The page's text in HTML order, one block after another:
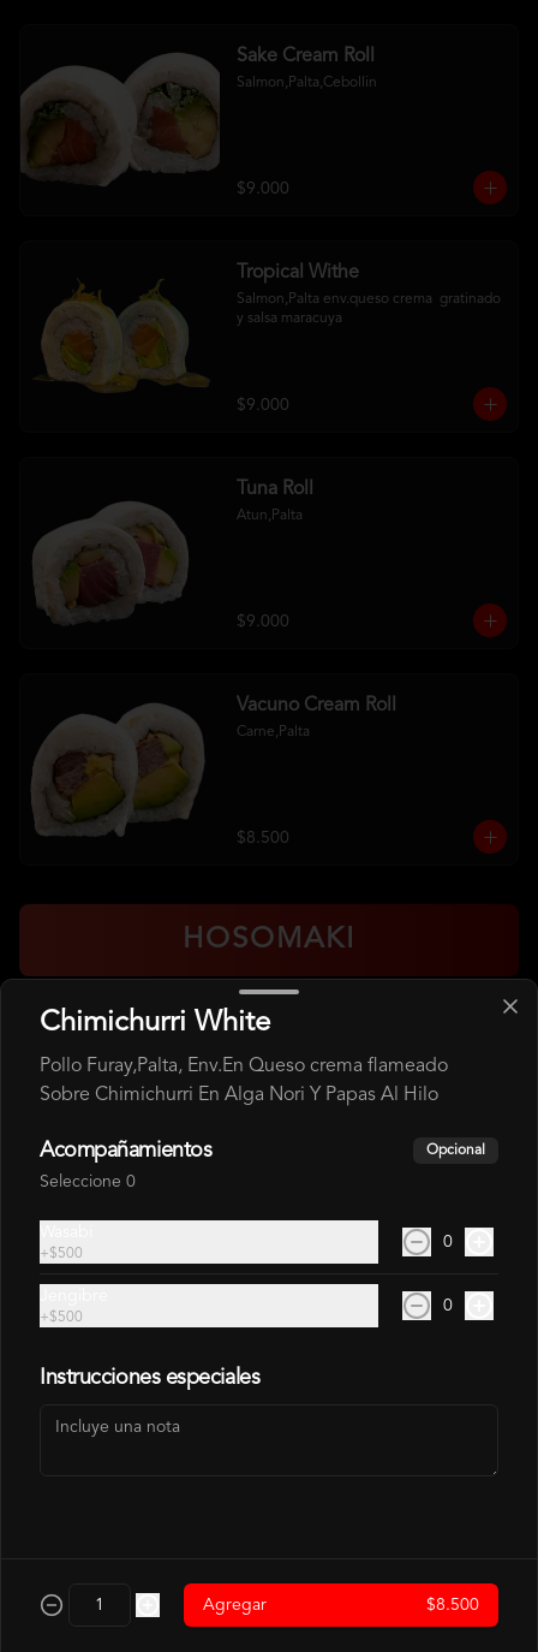
Sake Cream Roll
Salmon,Palta,Cebollin
$9.000
Tropical Withe
Salmon,Palta env.queso crema  gratinado
y salsa maracuya
$9.000
Tuna Roll
Atun,Palta
$9.000
Vacuno Cream Roll
Carne,Palta
$8.500
HOSOMAKI
Hosomaki Atun
Atún, Arroz
$4.500
$4.500
Chimichurri White
Pollo Furay,Palta, Env.En Queso crema flameado
Sobre Chimichurri En Alga Nori Y Papas Al Hilo
Acompañamientos Opcional
Seleccione 0
+$500
0
+$500
0
Instrucciones especiales
Agregar $8.500